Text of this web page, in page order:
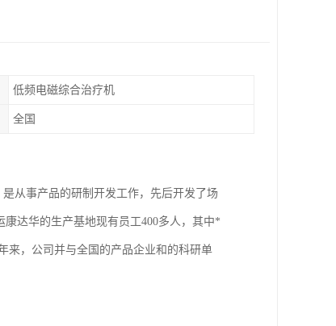
低频电磁综合治疗机
全国
从事产品的研制开发工作，先后开发了场
达华的生产基地现有员工400多人，其中*
来，公司并与全国的产品企业和的科研单